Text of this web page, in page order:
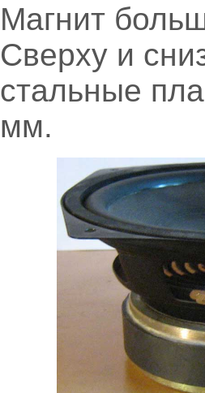
Магнит
Сверху и
стальные
мм.